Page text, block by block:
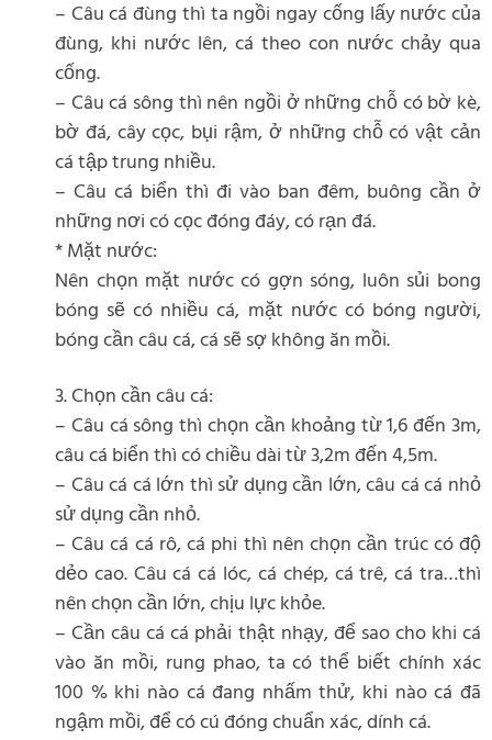
– Câu cá đùng thì ta ngồi ngay cống lấy nước của
đùng, khi nước lên, cá theo con nước chảy qua
cống.
– Câu cá sông thì nên ngồi ở những chỗ có bờ kè,
bờ đá, cây cọc, bụi rậm, ở những chỗ có vật cản
cá tập trung nhiều.
– Câu cá biển thì đi vào ban đêm, buông cần ở
những nơi có cọc đóng đáy, có rạn đá.
* Mặt nước:
Nên chọn mặt nước có gợn sóng, luôn sủi bong
bóng sẽ có nhiều cá, mặt nước có bóng người,
bóng cần câu cá, cá sẽ sợ không ăn mồi.
3. Chọn cần câu cá:
– Câu cá sông thì chọn cần khoảng từ 1,6 đến 3m,
câu cá biển thì có chiều dài từ 3,2m đến 4,5m.
– Câu cá cá lớn thì sử dụng cần lớn, câu cá cá nhỏ
sử dụng cần nhỏ.
– Câu cá cá rô, cá phi thì nên chọn cần trúc có độ
dẻo cao. Câu cá cá lóc, cá chép, cá trê, cá tra…thì
nên chọn cần lớn, chịu lực khỏe.
– Cần câu cá cá phải thật nhạy, để sao cho khi cá
vào ăn mồi, rung phao, ta có thể biết chính xác
100 % khi nào cá đang nhấm thử, khi nào cá đã
ngậm mồi, để có cú đóng chuẩn xác, dính cá.